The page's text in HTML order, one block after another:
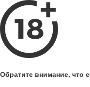
Обратите внимание, что